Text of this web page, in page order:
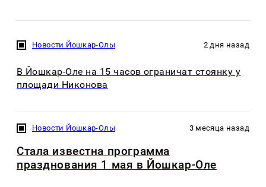
Новости Йошкар-Олы 2 дня назад
В Йошкар-Оле на 15 часов ограничат стоянку у
площади Никонова
Новости Йошкар-Олы 3 месяца назад
Стала известна программа
празднования 1 мая в Йошкар-Оле